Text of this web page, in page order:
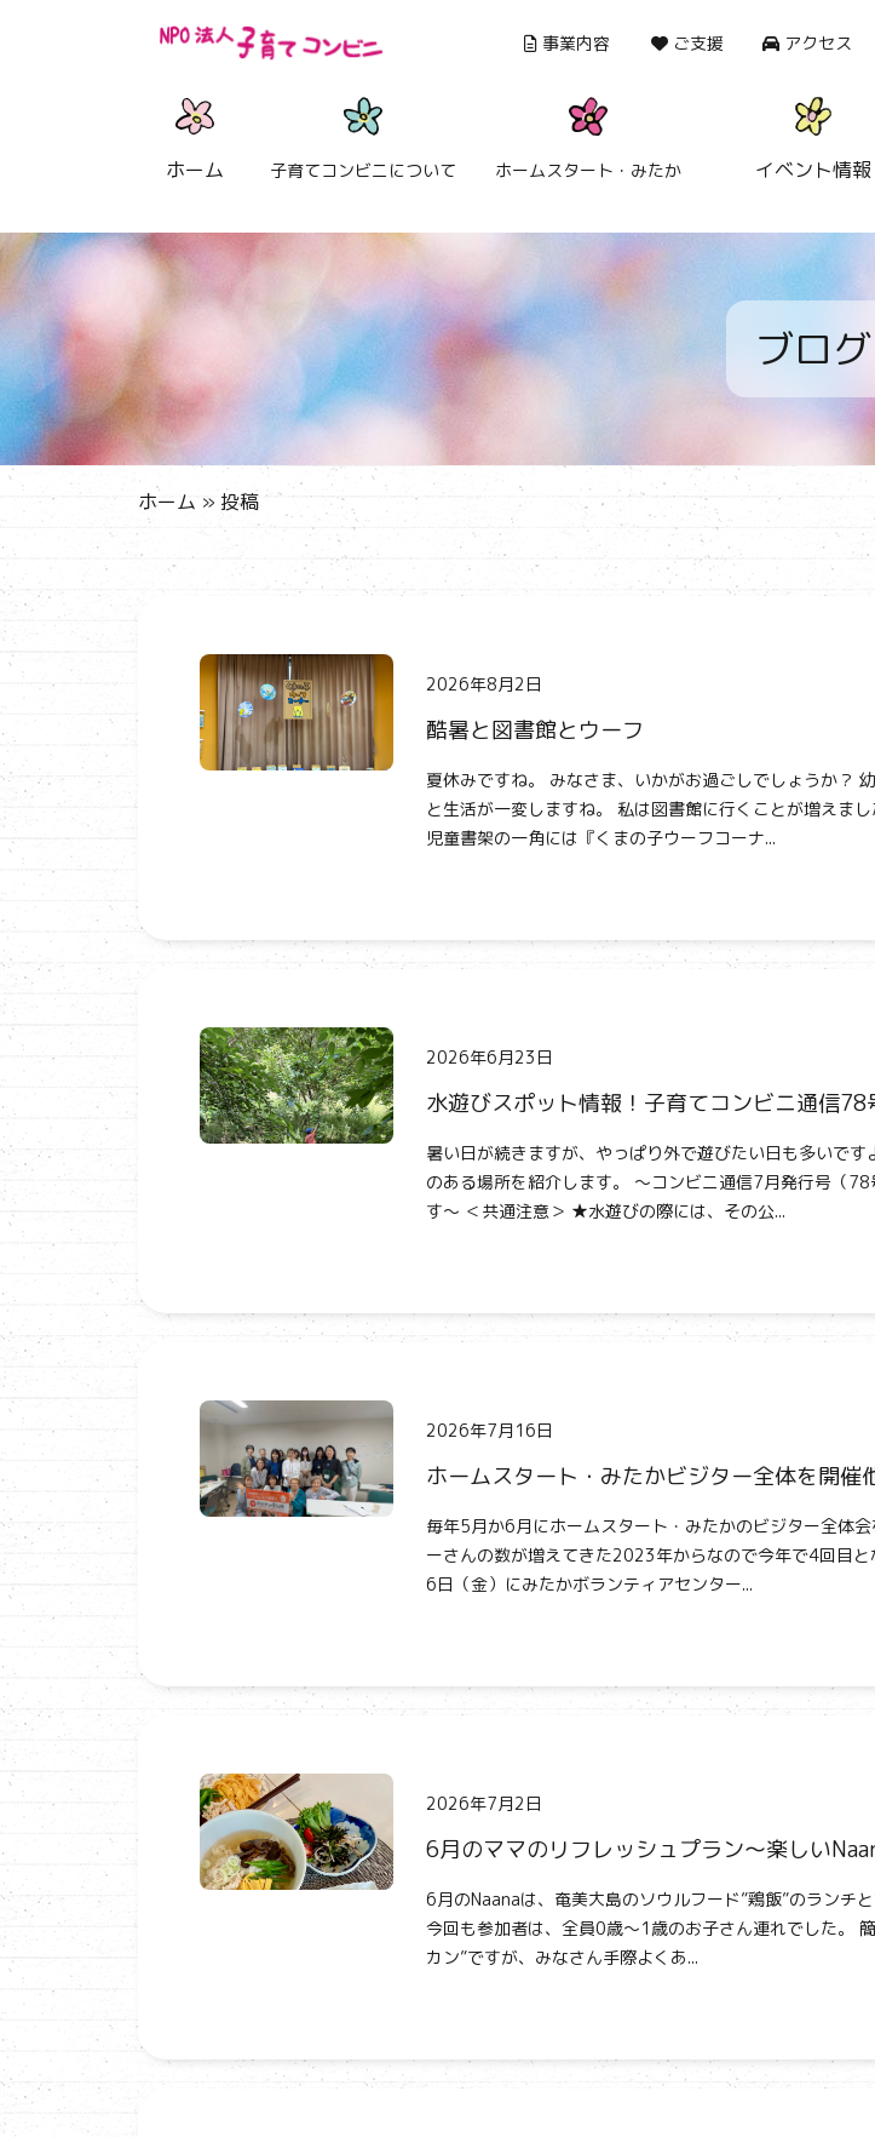
事業内容 ご支援 アクセス
ホーム 子育てコンビニについて ホームスタート・みたか イベント情報
ブログ
ホーム » 投稿
2026年8月2日
酷暑と図書館とウーフ
夏休みですね。 みなさま、いかがお過ごしでしょうか？
と生活が一変しますね。 私は図書館に行くことが増えま
児童書架の一角には『くまの子ウーフコーナ...
2026年6月23日
水遊びスポット情報！子育てコンビニ通信78
暑い日が続きますが、やっぱり外で遊びたい日も多いです
のある場所を紹介します。 ～コンビニ通信7月発行号（
す～ ＜共通注意＞ ★水遊びの際には、その公...
2026年7月16日
ホームスタート・みたかビジター全体を開催
毎年5月か6月にホームスタート・みたかのビジター全体
ーさんの数が増えてきた2023年からなので今年で4回目
6日（金）にみたかボランティアセンター...
2026年7月2日
6月のママのリフレッシュプラン～楽しい
6月のNaanaは、奄美大島のソウルフード”鶏飯”のランチと
今回も参加者は、全員0歳～1歳のお子さん連れでした。
カン”ですが、みなさん手際よくあ...